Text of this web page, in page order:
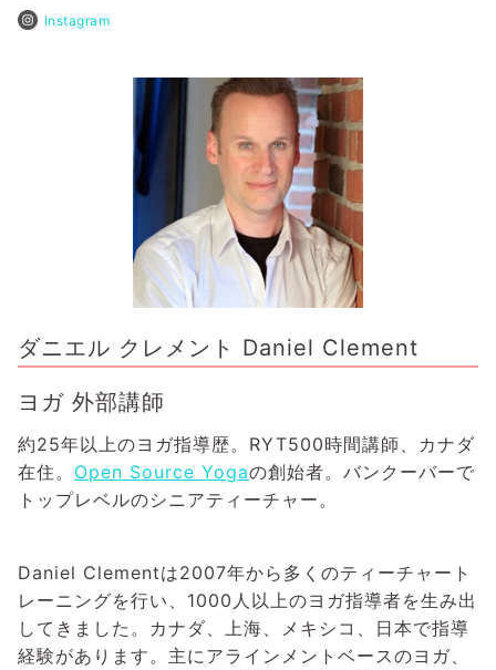
Instagram
ダニエル クレメント Daniel Clement
ヨガ 外部講師
約25年以上のヨガ指導歴。RYT500時間講師、カナダ
在住。 Open Source Yogaの創始者。バンクーバーで
トップレベルのシニアティーチャー。
Daniel Clementは2007年から多くのティーチャート
レーニングを行い、1000人以上のヨガ指導者を生み出
してきました。カナダ、上海、メキシコ、日本で指導
経験があります。主にアラインメントベースのヨガ、